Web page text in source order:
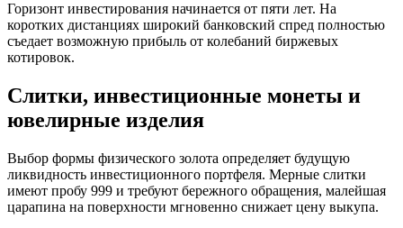
Горизонт инвестирования начинается от пяти лет. На
коротких дистанциях широкий банковский спред полностью
съедает возможную прибыль от колебаний биржевых
котировок.
Слитки, инвестиционные монеты и
ювелирные изделия
Выбор формы физического золота определяет будущую
ликвидность инвестиционного портфеля. Мерные слитки
имеют пробу 999 и требуют бережного обращения, малейшая
царапина на поверхности мгновенно снижает цену выкупа.